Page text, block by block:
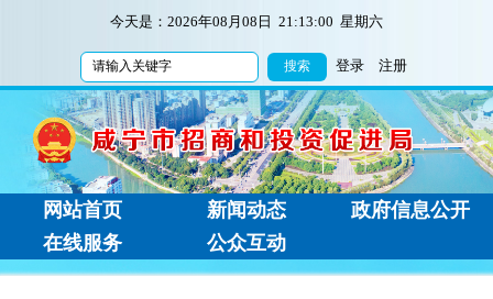
今天是： 2026年08月08日 21:13:01 星期六
登录 注册
网站首页 新闻动态
政府信息公开
在线服务
公众互动